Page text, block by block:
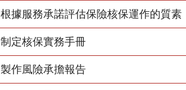
根據服務承諾評估保險核保運作的質素
制定核保實務手冊
製作風險承擔報告